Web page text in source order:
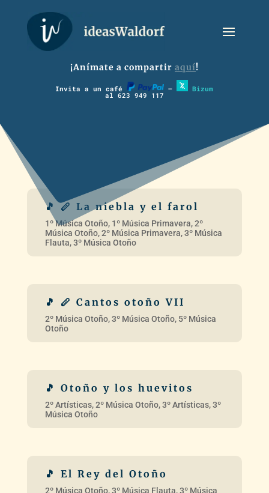
¡Anímate a compartir aquí!
Invita a un café – Bizum
al 623 949 117